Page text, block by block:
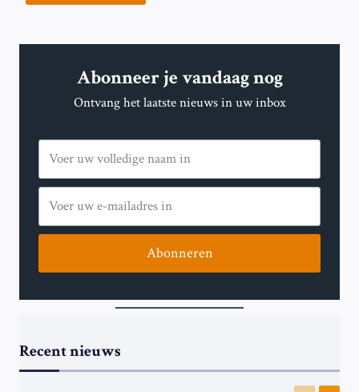
Abonneer je vandaag nog
Ontvang het laatste nieuws in uw inbox
Abonneren
Recent nieuws